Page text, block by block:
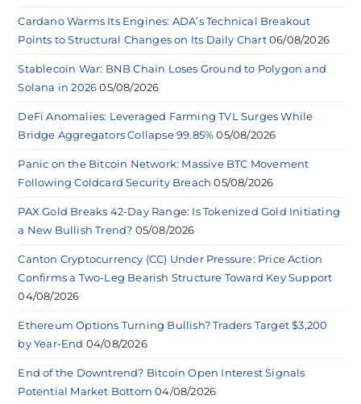
Cardano Warms Its Engines: ADA’s Technical Breakout
Points to Structural Changes on Its Daily Chart 06/08/2026
Stablecoin War: BNB Chain Loses Ground to Polygon and
Solana in 2026 05/08/2026
DeFi Anomalies: Leveraged Farming TVL Surges While
Bridge Aggregators Collapse 99.85% 05/08/2026
Panic on the Bitcoin Network: Massive BTC Movement
Following Coldcard Security Breach 05/08/2026
PAX Gold Breaks 42-Day Range: Is Tokenized Gold Initiating
a New Bullish Trend? 05/08/2026
Canton Cryptocurrency (CC) Under Pressure: Price Action
Confirms a Two-Leg Bearish Structure Toward Key Support
04/08/2026
Ethereum Options Turning Bullish? Traders Target $3,200
by Year-End 04/08/2026
End of the Downtrend? Bitcoin Open Interest Signals
Potential Market Bottom 04/08/2026